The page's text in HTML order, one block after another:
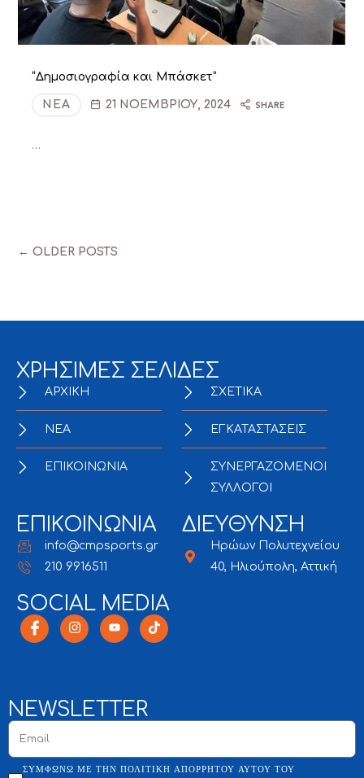
“Δημοσιογραφία και Μπάσκετ”
ΝΈΑ 21 ΝΟΕΜΒΡΊΟΥ, 2024 SHARE
…
← OLDER POSTS
ΧΡΗΣΙΜΕΣ ΣΕΛΙΔΕΣ
ΑΡΧΙΚΗ
NEA
ΕΠΙΚΟΙΝΩΝΙΑ
ΣΧΕΤΙΚΑ
ΕΓΚΑΤΑΣΤΑΣΕΙΣ
ΣΥΝΕΡΓΑΖΟΜΕΝΟΙ
ΣΥΛΛΟΓΟΙ
ΕΠΙΚΟΙΝΩΝΙΑ
info@cmpsports.gr
210 9916511
ΔΙΕΥΘΥΝΣΗ
Ηρώων Πολυτεχνείου
40, Ηλιούπολη, Αττική
SOCIAL MEDIA
NEWSLETTER
ΣΥΜΦΩΝΏ ΜΕ ΤΗΝ ΠΟΛΙΤΙΚΉ ΑΠΟΡΡΉΤΟΥ ΑΥΤΟΎ ΤΟΥ